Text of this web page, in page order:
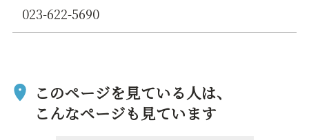
023-622-5690
このページを見ている人は、
こんなページも見ています